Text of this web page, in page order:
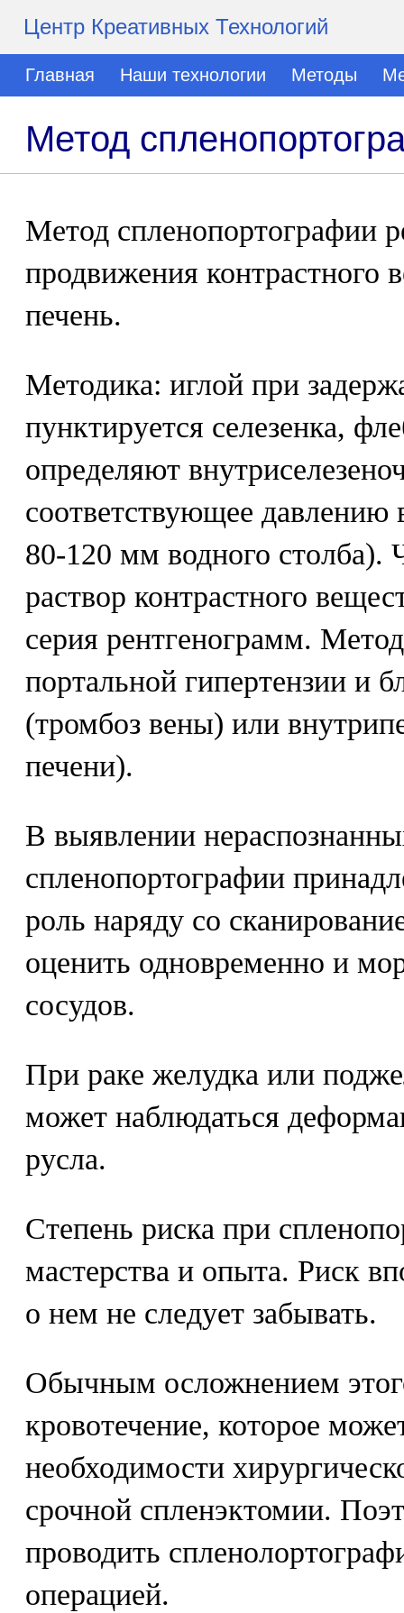
Центр Креативных Технологий
Главная Наши технологии Методы
Метод
Метод спленопортографии
продвижения контрастного
печень.
Методика: иглой при
пунктируется селезенка,
определяют
соответствующее давлению
80-120 мм водного столба).
раствор контрастного
серия рентгенограмм.
портальной гипертензии и
(тромбоз вены) или
печени).
В выявлении
спленопортографии
роль наряду со
оценить одновременно и
сосудов.
При раке желудка или
может наблюдаться
русла.
Степень риска при
мастерства и опыта. Риск
о нем не следует забывать.
Обычным осложнением
кровотечение, которое
необходимости
срочной спленэктомии.
проводить
операцией.